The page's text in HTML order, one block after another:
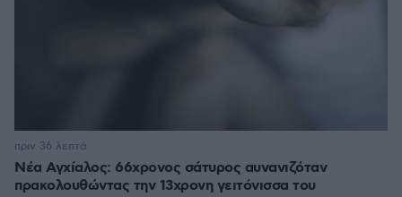
Νέα Αγχίαλος: 66χρονος σάτυρος αυνανιζόταν
πρακολουθώντας την 13χρονη γειτόνισσα του
πριν 36 λεπτά